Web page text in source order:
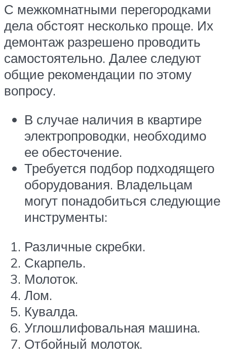
С межкомнатными перегородками
дела обстоят несколько проще. Их
демонтаж разрешено проводить
самостоятельно. Далее следуют
общие рекомендации по этому
вопросу.
В случае наличия в квартире
электропроводки, необходимо
ее обесточение.
Требуется подбор подходящего
оборудования. Владельцам
могут понадобиться следующие
инструменты:
Различные скребки.
Скарпель.
Молоток.
Лом.
Кувалда.
Углошлифовальная машина.
Отбойный молоток.